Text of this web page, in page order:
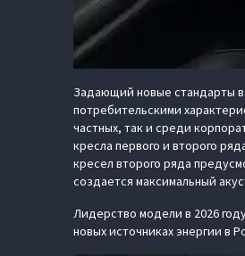
Задающий новые стандарты
потребительскими
частных, так и среди
кресла первого и второго
кресел второго ряда
создается максимальный
Лидерство модели в 2026
новых источниках энергии в